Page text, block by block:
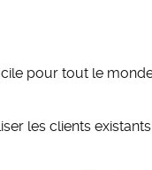
pour tout le
les clients